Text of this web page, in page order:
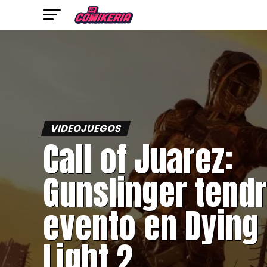
VIDEOJUEGOS
Call of Juarez:
Gunslinger
evento en Dying